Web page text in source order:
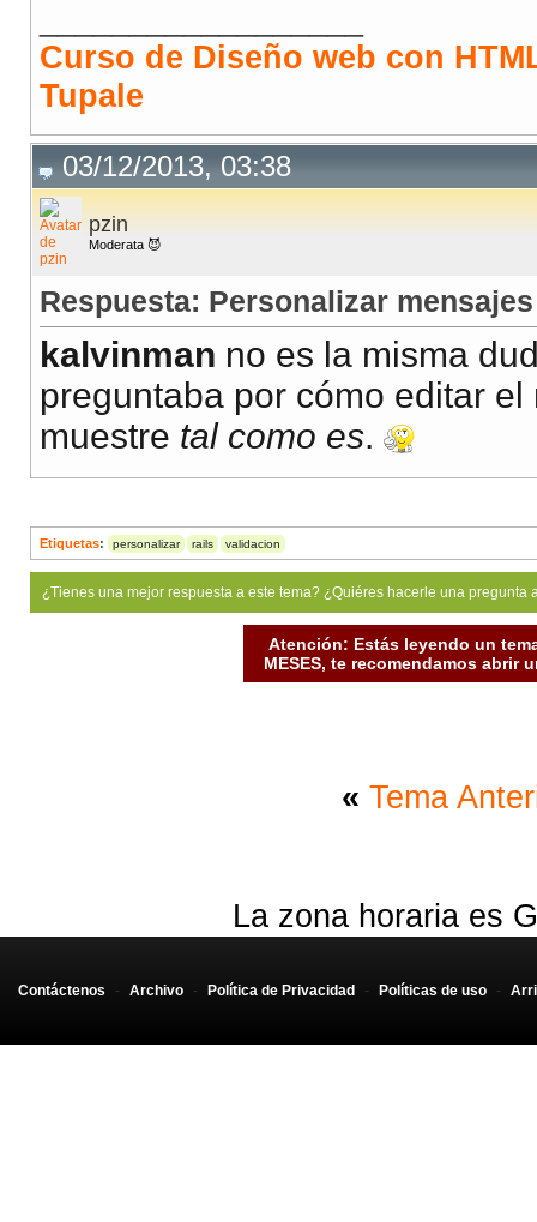
Curso de Diseño web con
Tupale
03/12/2013, 03:38
pzin
Moderata 😈
Respuesta: Personalizar
kalvinman no es la misma
preguntaba por cómo editar
muestre tal como es.
Etiquetas: personalizar rails validacion
¿Tienes una mejor respuesta a este tema? ¿Quiéres hacerle una
Atención: Estás leyendo un
MESES, te recomendamos abrir
« Tema
La zona horaria es
Contáctenos - Archivo - Política de Privacidad - Políticas de uso -